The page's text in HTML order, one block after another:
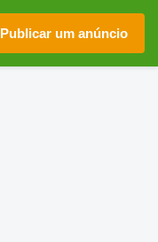
Publicar um anúncio